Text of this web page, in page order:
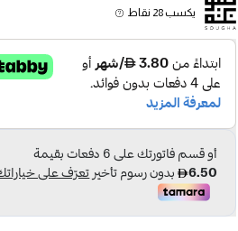
يكسب 28 نقاط